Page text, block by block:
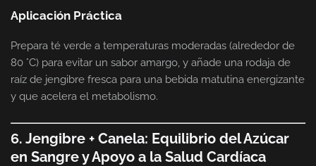
Aplicación Práctica
Prepara té verde a temperaturas moderadas (alrededor de
80 °C) para evitar un sabor amargo, y añade una rodaja de
raíz de jengibre fresca para una bebida matutina energizante
y que acelera el metabolismo.
6. Jengibre + Canela: Equilibrio del Azúcar
en Sangre y Apoyo a la Salud Cardíaca